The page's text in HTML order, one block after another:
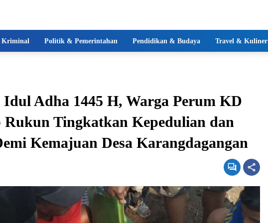
Politik & Pemerintahan Pendidikan & Budaya Travel & Kuliner
Adha 1445 H, Warga Perum KD
Tingkatkan Kepedulian dan
Kemajuan Desa Karangdagangan